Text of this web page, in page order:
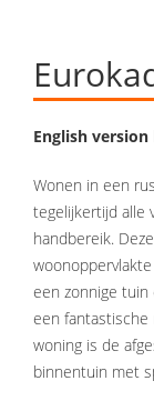
English
Wonen in een
tegelijkertijd alle
handbereik.
een zonnige tuin
een fantastische
woning is de
binnentuin met